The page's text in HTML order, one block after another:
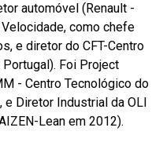
automóvel (Renault -
como chefe
e diretor do CFT-Centro
Portugal). Foi Project
- Centro Tecnológico do
Diretor Industrial da OLI
Lean em 2012).